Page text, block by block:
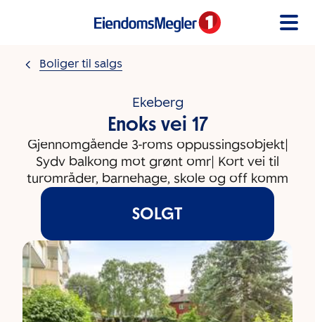
Boliger til salgs
Ekeberg
Enoks vei 17
Gjennomgående 3-roms oppussingsobjekt|
Sydv balkong mot grønt omr| Kort vei til
turområder, barnehage, skole og off komm
SOLGT